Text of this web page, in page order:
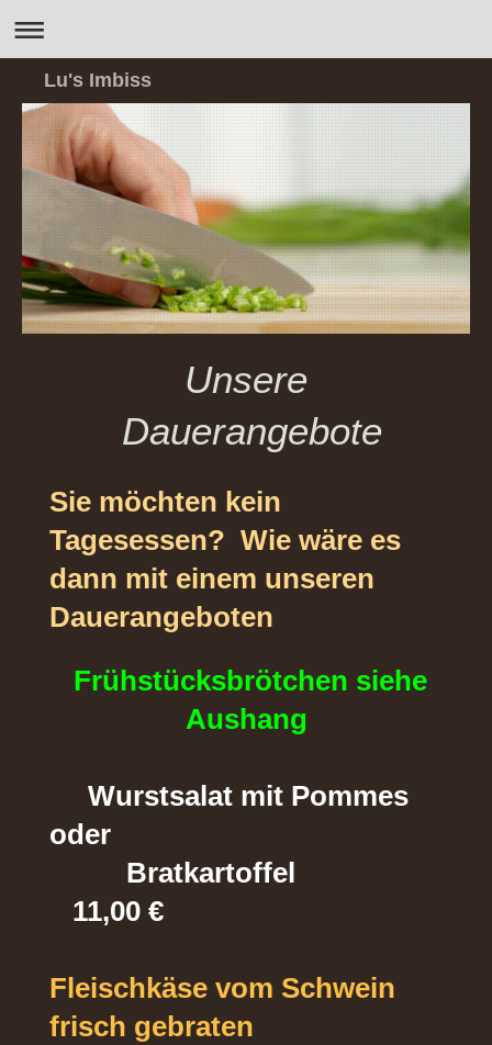
Lu's Imbiss
Unsere
Dauerangebote
Sie möchten kein
Tagesessen? Wie wäre es
dann mit einem unseren
Dauerangeboten
Frühstücksbrötchen siehe
Aushang
Wurstsalat mit Pommes
oder
Bratkartoffel
11,00 €
Fleischkäse vom Schwein
frisch gebraten